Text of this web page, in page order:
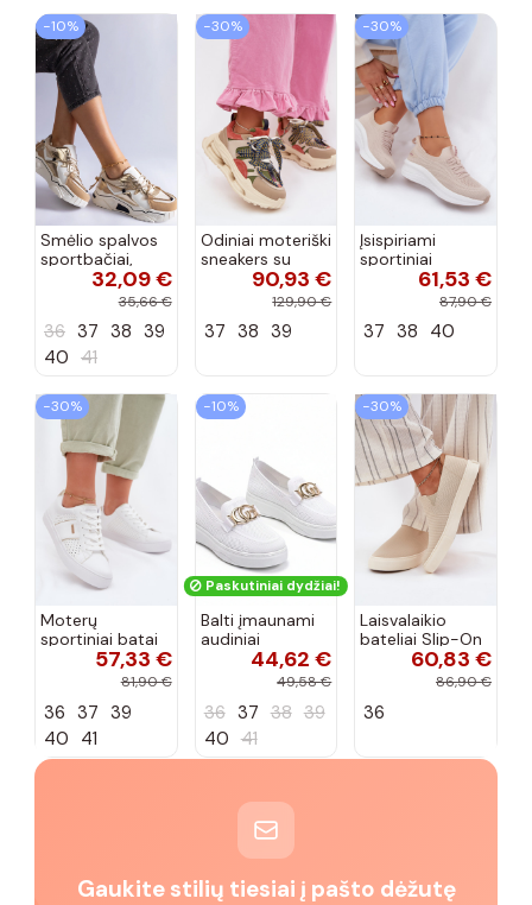
−10%
Smėlio spalvos
sportbačiai,
dekoruoti Valdez
cirkonio virvele
32,09 €
35,66 €
36 37 38 39
40 41
−30%
Odiniai moteriški
sneakers su
platforma D&A
CR61-3133
90,93 €
129,90 €
37 38 39
−30%
Įsispiriami
sportiniai
bateliai Kobbo
102425 smėlio
61,53 €
87,90 €
37 38 40
−30%
Moterų
sportiniai batai
su ažūro
elementais Big
baltos spalvos
57,33 €
81,90 €
36 37 39
40 41
−10%
Paskutiniai dydžiai!
Balti įmaunami
audiniai
sportbačiai su
44,62 €
49,58 €
36 37 38 39
40 41
−30%
Laisvalaikio
bateliai Slip-On
Big Star
RR274721 smėlio
60,83 €
86,90 €
36
Gaukite stilių tiesiai į pašto dėžutę